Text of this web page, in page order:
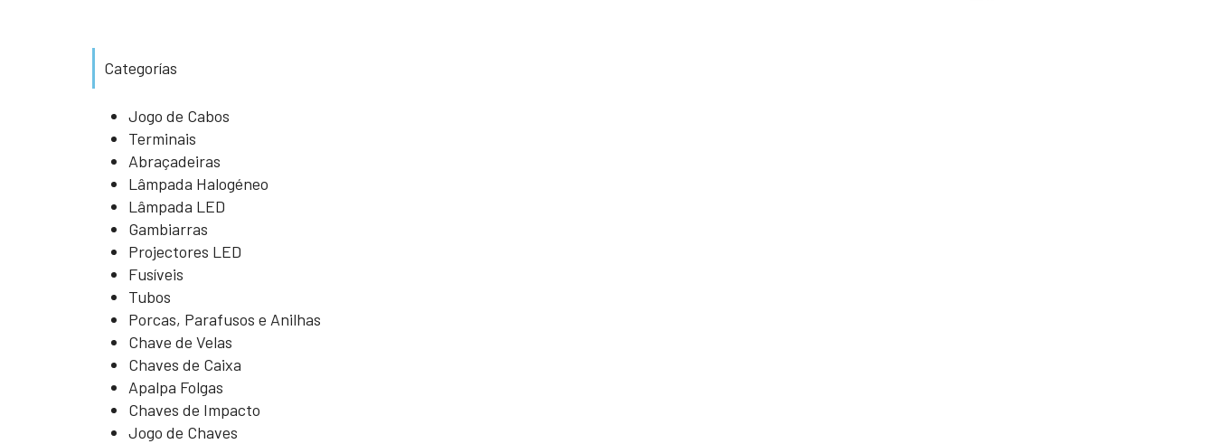
Categorías
Jogo de Cabos
Terminais
Abraçadeiras
Lâmpada Halogéneo
Lâmpada LED
Gambiarras
Projectores LED
Fusíveis
Tubos
Porcas, Parafusos e Anilhas
Chave de Velas
Chaves de Caixa
Apalpa Folgas
Chaves de Impacto
Jogo de Chaves